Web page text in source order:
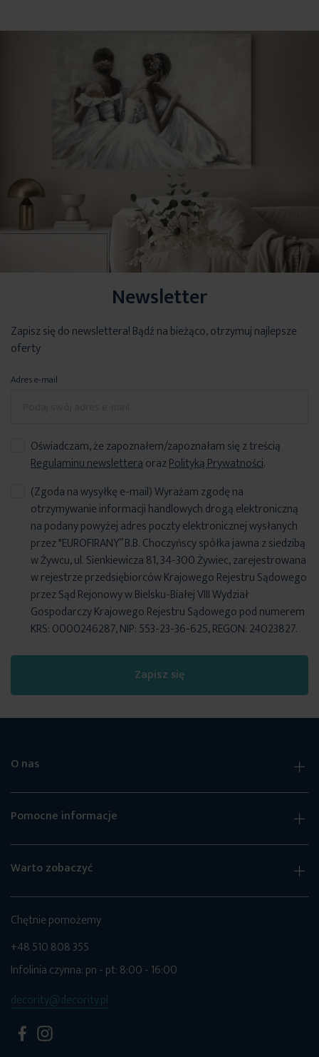
Newsletter
Zapisz się do newslettera! Bądź na bieżąco, otrzymuj najlepsze
oferty
Adres e-mail
Oświadczam, że zapoznałem/zapoznałam się z treścią
Regulaminu newsletteraorazPolityką Prywatności.
Zapisz się
(Zgoda na wysyłkę e-mail) Wyrażam zgodę na
otrzymywanie informacji handlowych drogą elektroniczną
na podany powyżej adres poczty elektronicznej wysłanych
przez "EUROFIRANY” B.B. Choczyńscy spółka jawna z siedzibą
w Żywcu, ul. Sienkiewicza 81, 34-300 Żywiec, zarejestrowana
w rejestrze przedsiębiorców Krajowego Rejestru Sądowego
przez Sąd Rejonowy w Bielsku-Białej VIII Wydział
Gospodarczy Krajowego Rejestru Sądowego pod numerem
KRS: 0000246287, NIP: 553-23-36-625, REGON: 24023827.
O nas
Pomocne informacje
Warto zobaczyć
Chętnie pomożemy
+48 510 808 355
Infolinia czynna: pn - pt: 8:00 - 16:00
decority@decority.pl